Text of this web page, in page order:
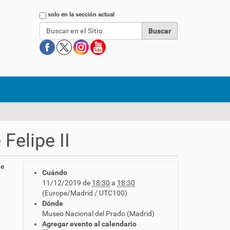
Buscarsolo en la sección actual
II
Cuándo
11/12/2019 de 18:30 a 18:30
(Europe/Madrid / UTC100)
Dónde
Museo Nacional del Prado (Madrid)
Agregar evento al calendario